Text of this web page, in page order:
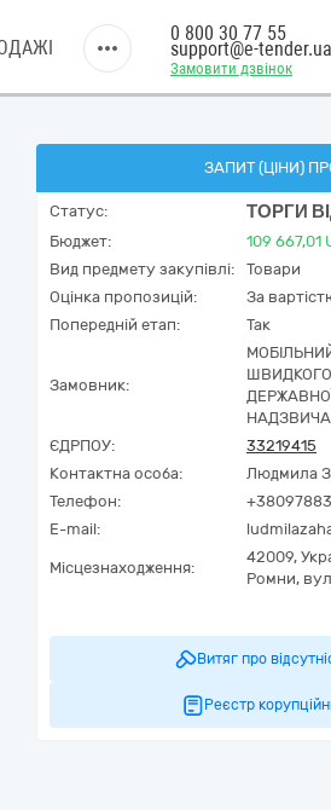
Замовити дзвінок
0 800 30 77 55
support@e-tender.ua
ЗАПИТ (ЦІНИ)
Статус: ТОРГИ
Бюджет: 109 667,01
Вид предмету закупівлі:
Товари
Оцінка пропозицій:
За
Попередній етап:
Так
Замовник:
ЄДРПОУ:
33219415
Контактна особа:
Людмила
Телефон:
E-mail:
Місцезнаходження:
42009,
Ромни,
Витяг про
Реєстр